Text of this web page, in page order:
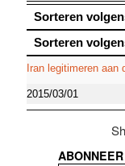
Sorteren
Sorteren
Iran legitimeren aan
2015/03/01
Sorteren
Sorteren